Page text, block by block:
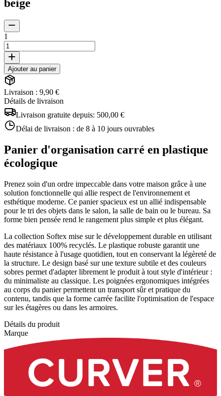
beige
1
Ajouter au panier
Livraison : 9,90 €
Détails de livraison
Livraison gratuite depuis: 500,00 €
Délai de livraison : de 8 à 10 jours ouvrables
Panier d'organisation carré en plastique
écologique
Prenez soin d'un ordre impeccable dans votre maison grâce à une
solution fonctionnelle qui allie respect de l'environnement et
esthétique moderne. Ce panier spacieux est un allié indispensable
pour le tri des objets dans le salon, la salle de bain ou le bureau. Sa
forme bien pensée rend le rangement plus simple et plus élégant.
La collection Softex mise sur le développement durable en utilisant
des matériaux 100% recyclés. Le plastique robuste garantit une
haute résistance à l'usage quotidien, tout en conservant la légèreté de
la structure. Le design basé sur une texture subtile et des couleurs
sobres permet d'adapter librement le produit à tout style d'intérieur :
du minimaliste au classique. Les poignées ergonomiques intégrées
au corps du panier permettent un transport sûr et pratique du
contenu, tandis que la forme carrée facilite l'optimisation de l'espace
sur les étagères ou dans les armoires.
Détails du produit
Marque